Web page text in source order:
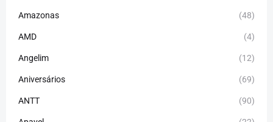
Amazonas (48)
AMD (4)
Angelim (12)
Aniversários (69)
ANTT (90)